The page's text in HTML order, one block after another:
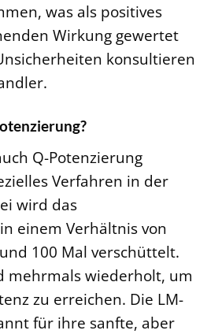
was als positives
Wirkung gewertet
konsultieren
Q-Potenzierung
Verfahren in der
wird das
einem Verhältnis von
100 Mal verschüttelt.
mehrmals wiederholt, um
zu erreichen. Die LM-
für ihre sanfte, aber